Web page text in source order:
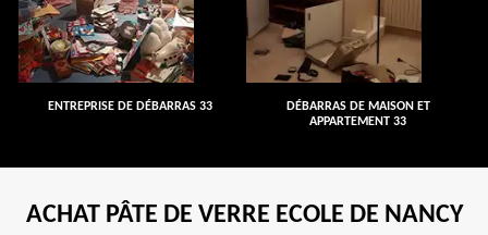
ENTREPRISE DE DÉBARRAS 33
DÉBARRAS DE MAISON ET
APPARTEMENT 33
ACHAT PÂTE DE VERRE ECOLE DE NANCY